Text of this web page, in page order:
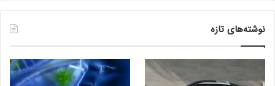
نوشته‌های تازه